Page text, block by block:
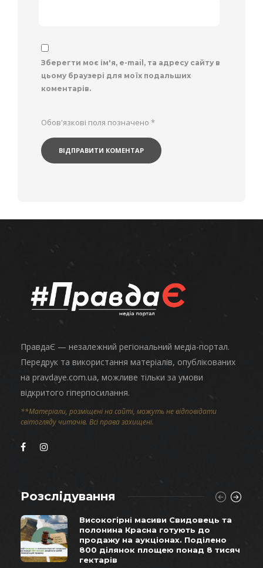
Зберегти моє ім'я, e-mail, та адресу сайту в
цьому браузері для моїх подальших
коментарів.
Обов'язкові поля позначено *
ПравдаЄ — незалежний регіональний медіа-портал.
Передрук та використання матеріалів, опублікованих
на pravdaye.com.ua, можливе тільки за умови
відкритого гіперпосилання.
**Матеріали, розміщені на сайті, можуть не відповідати
світогляду читачів. Всі права захищені.
Розслідування
Високогірні масиви Свидовець та
полонина Красна готують до
продажу на аукціонах. Поділено
800 ділянок площею понад 8 тисяч
гектарів